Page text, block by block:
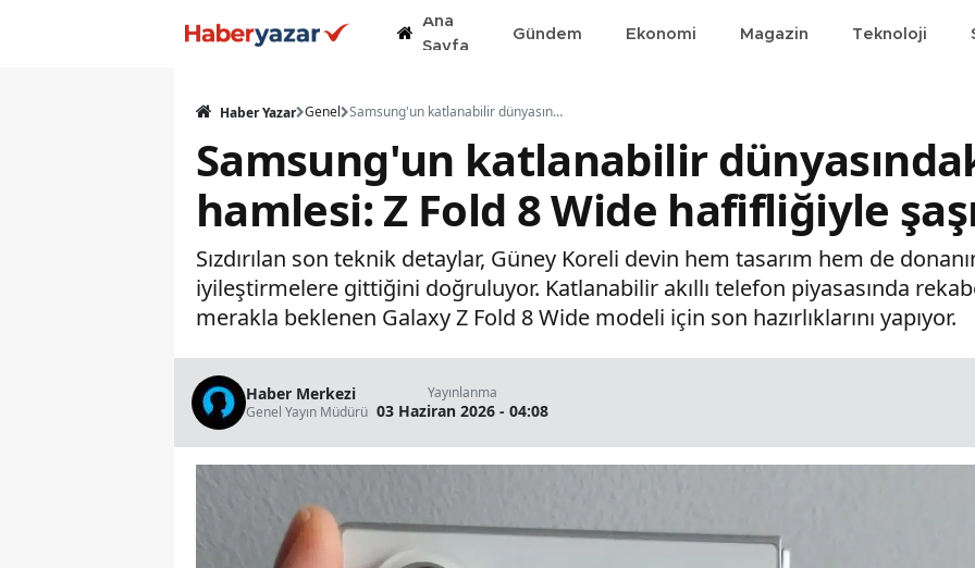
Ana
Sayfa
Gündem Ekonomi Magazin Teknoloji
Haber Yazar Genel Samsung'un katlanabilir dünyasındaki ezber bozan hamlesi: Z Fold 8 Wide hafifliğiyle şaşırtacak
Samsung'un katlanabilir
hamlesi: Z Fold 8 Wide hafifliğiyle
Sızdırılan son teknik detaylar, Güney Koreli devin hem tasarım hem de
iyileştirmelere gittiğini doğruluyor. Katlanabilir akıllı telefon piyasasında
merakla beklenen Galaxy Z Fold 8 Wide modeli için son hazırlıklarını yapıyor.
Haber Merkezi
Genel Yayın Müdürü
Yayınlanma
03 Haziran 2026 - 04:08